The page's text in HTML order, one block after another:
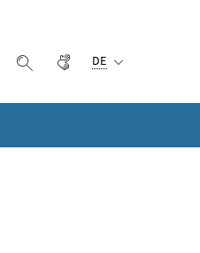
Suche einblenden
Gebärdensprache
DE